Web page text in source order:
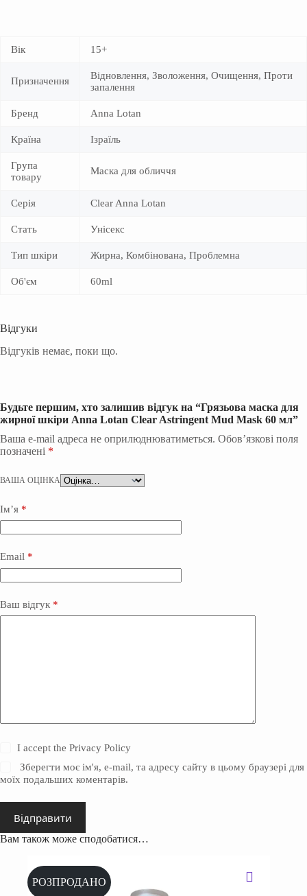
Вік 15+
Призначення
Відновлення, Зволоження, Очищення, Проти
запалення
Бренд Anna Lotan
Країна Ізраїль
Група
товару
Маска для обличчя
Серія Clear Anna Lotan
Стать Унісекс
Тип шкіри Жирна, Комбінована, Проблемна
Об'єм 60ml
Відгуки
Відгуків немає, поки що.
Будьте першим, хто залишив відгук на “Грязьова маска для
жирної шкіри Anna Lotan Clear Astrіngent Mud Mask 60 мл”
Ваша e-mail адреса не оприлюднюватиметься. Обов’язкові поля
позначені *
ВАША ОЦІНКА
Ім’я *
Email *
Ваш відгук *
I accept thePrivacy Policy
Зберегти моє ім'я, e-mail, та адресу сайту в цьому браузері для
моїх подальших коментарів.
Відправити
Вам також може сподобатися…
РОЗПРОДАНО